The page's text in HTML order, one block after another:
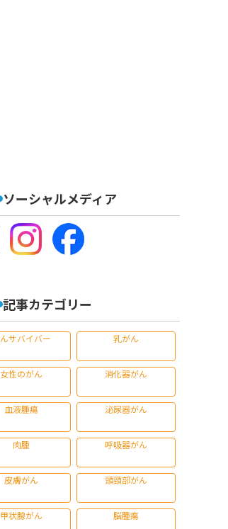
ソーシャルメディア
記事カテゴリー
サバイバー 乳がん
女性のがん 消化器がん
血液腫瘍 泌尿器がん
肉腫 呼吸器がん
皮膚がん 頭頸部がん
甲状腺がん 脳腫瘍